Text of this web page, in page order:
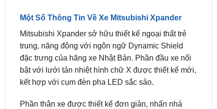
Một Số Thông Tin Về Xe Mitsubishi Xpander
Mitsubishi Xpander sở hữu thiết kế ngoại thất trẻ
trung, năng động với ngôn ngữ Dynamic Shield
đặc trưng của hãng xe Nhật Bản. Phần đầu xe nổi
bật với lưới tản nhiệt hình chữ X được thiết kế mới,
kết hợp với cụm đèn pha LED sắc sảo.
Phần thân xe được thiết kế đơn giản, nhấn nhá